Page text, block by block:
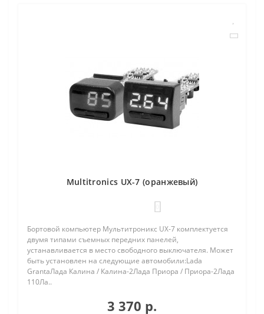
Multitronics UX-7 (оранжевый)
Бортовой компьютер Мультитроникс UX-7 комплектуется
двумя типами съемных передних панелей,
устанавливается в место свободного выключателя. Может
быть установлен на следующие автомобили:Lada
GrantaЛада Калина / Калина-2Лада Приора / Приора-2Лада
110Ла..
3 370 р.